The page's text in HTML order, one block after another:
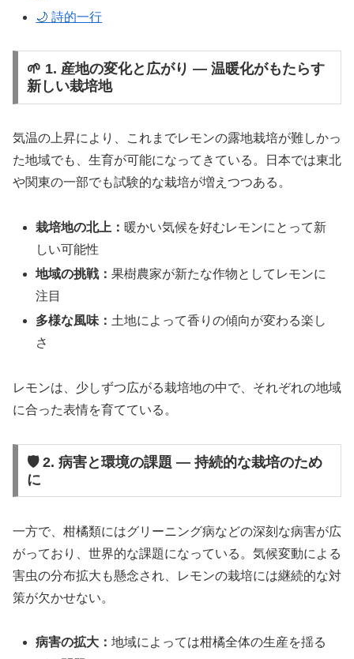
🌙 詩的一行
🌱 1. 産地の変化と広がり ― 温暖化がもたらす
新しい栽培地
気温の上昇により、これまでレモンの露地栽培が難しかっ
た地域でも、生育が可能になってきている。日本では東北
や関東の一部でも試験的な栽培が増えつつある。
栽培地の北上： 暖かい気候を好むレモンにとって新
しい可能性
地域の挑戦：果樹農家が新たな作物としてレモンに
注目
多様な風味： 土地によって香りの傾向が変わる楽し
さ
レモンは、少しずつ広がる栽培地の中で、それぞれの地域
に合った表情を育てている。
🛡 2. 病害と環境の課題 ― 持続的な栽培のため
に
一方で、柑橘類にはグリーニング病などの深刻な病害が広
がっており、世界的な課題になっている。気候変動による
害虫の分布拡大も懸念され、レモンの栽培には継続的な対
策が欠かせない。
病害の拡大：地域によっては柑橘全体の生産を揺る